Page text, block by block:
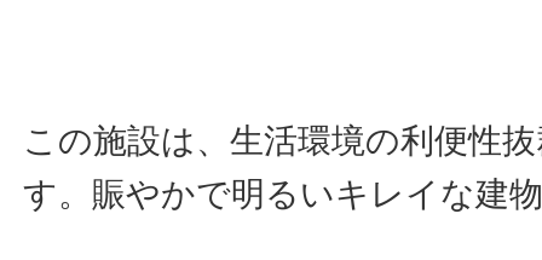
この施設は、生活環境の利便性
す。賑やかで明るいキレイな建